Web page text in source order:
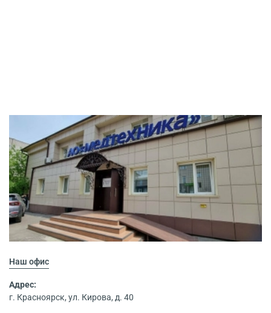
Наш офис
Адрес:
г. Красноярск, ул. Кирова, д. 40